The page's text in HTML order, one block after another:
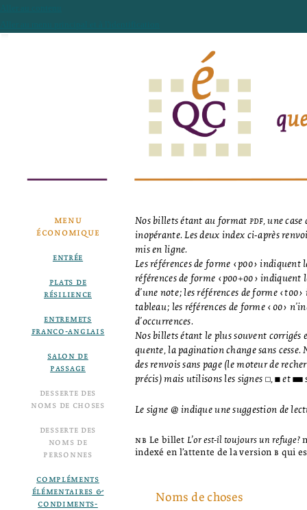
menu
économique
entrée
plats de
résilience
entremets
franco-anglais
salon de
passage
desserte des
noms de choses
desserte des
noms de
personnes
compléments
élémentaires &
condiments-
Nos billets étant au format pdf,une case
inopérante. Les deux index ci-après
mis en ligne.
Les références de forme ‹p00› indiquent
références de forme ‹p00+00› indiquent
d’une note; les références de forme
tableau; les références de forme ‹00›
d’occurrences.
Nos billets étant le plus souvent corrigés
quente, la pagination change sans cesse.
des renvois sans page (le moteur de
précis) mais utilisons les signes 1,2 et3
Le signe @ indique une suggestion de
nbLe billet L’or est-il toujours un refuge?
indexé en l’attente de la version b qui
Noms de choses